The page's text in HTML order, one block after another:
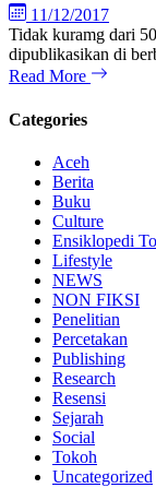
11/12/2017
Tidak kuramg dari
dipublikasikan di
Read More
Categories
Aceh
Berita
Buku
Culture
Ensiklopedi
Lifestyle
NEWS
NON FIKSI
Penelitian
Percetakan
Publishing
Research
Resensi
Sejarah
Social
Tokoh
Uncategorized